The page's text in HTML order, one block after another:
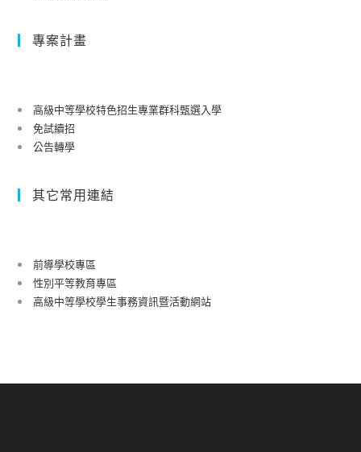
專案計畫
高級中等學校特色招生專業群科甄選入學
免試續招
公告轉學
其它常用連結
前導學校專區
性別平等教育專區
高級中等學校學生事務資訊暨活動網站